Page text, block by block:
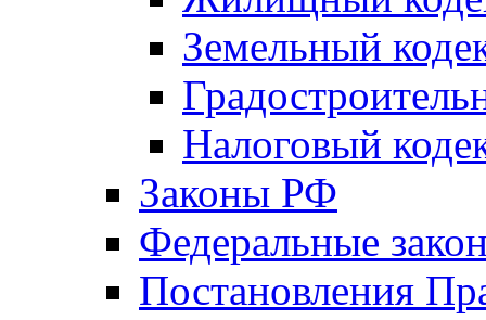
Земельный
Налоговый
Законы РФ
Федеральные
Постановления